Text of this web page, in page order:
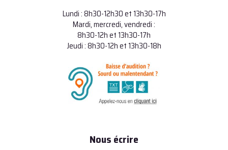
Lundi : 8h30-12h30 et 13h30-17h
Mardi, mercredi, vendredi :
8h30-12h et 13h30-17h
Jeudi : 8h30-12h et 13h30-18h
Nous écrire